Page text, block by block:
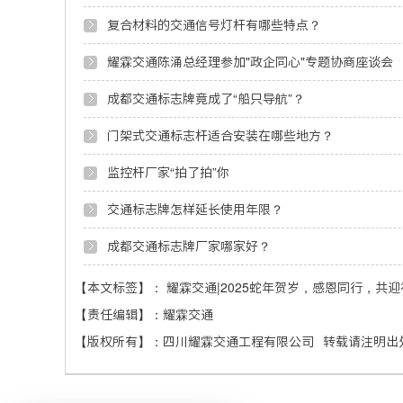
复合材料的交通信号灯杆有哪些特点？
耀霖交通陈涌总经理参加"政企同心"专题协商座谈会
成都交通标志牌竟成了“船只导航”？
门架式交通标志杆适合安装在哪些地方？
监控杆厂家“拍了拍”你
交通标志牌怎样延长使用年限？
成都交通标志牌厂家哪家好？
【本文标签】： 耀霖交通|2025蛇年贺岁，感恩同行，共迎
【责任编辑】： 耀霖交通
【版权所有】： 四川耀霖交通工程有限公司 转载请注明出